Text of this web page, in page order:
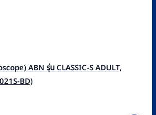
ABN รุ่น CLASSIC-S ADULT,
BD)